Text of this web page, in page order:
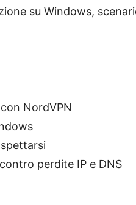
su Windows,
NordVPN
perdite IP e DNS